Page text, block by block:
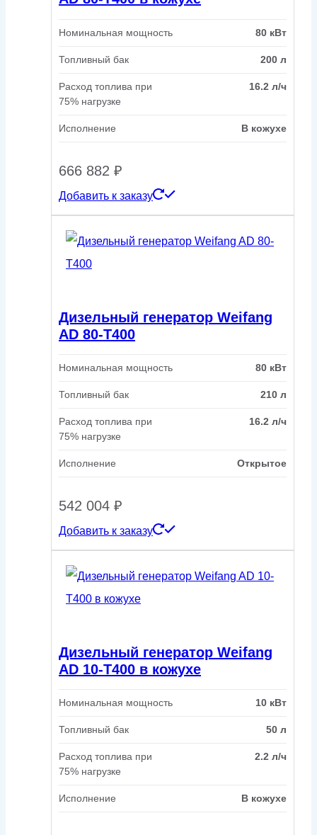
Номинальная мощность 80 кВт
Топливный бак 200 л
Расход топлива при
75% нагрузке
16.2 л/ч
Исполнение В кожухе
666 882 ₽
Добавить к заказу
Дизельный генератор Weifang
AD 80-T400
Номинальная мощность 80 кВт
Топливный бак 210 л
Расход топлива при
75% нагрузке
16.2 л/ч
Исполнение Открытое
542 004 ₽
Добавить к заказу
Дизельный генератор Weifang
AD 10-T400 в кожухе
Номинальная мощность 10 кВт
Топливный бак 50 л
Расход топлива при
75% нагрузке
2.2 л/ч
Исполнение В кожухе